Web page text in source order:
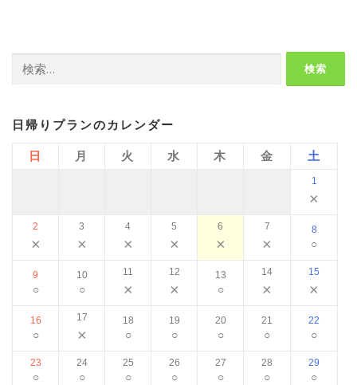
索:
日帰りプランのカレンダー
日 月 火 水 木 金 土
1
×
2
×
3
×
4
×
5
×
6
×
7
×
8
○
9
○
10
○
11
×
12
×
13
○
14
×
15
×
16
○
17
×
18
○
19
○
20
○
21
○
22
○
23
○
24
○
25
○
26
○
27
○
28
○
29
○